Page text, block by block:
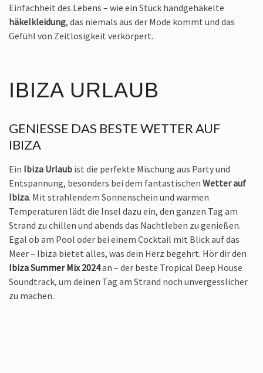
Einfachheit des Lebens – wie ein Stück handgehäkelte
häkelkleidung, das niemals aus der Mode kommt und das
Gefühl von Zeitlosigkeit verkörpert.
IBIZA URLAUB
GENIESSE DAS BESTE WETTER AUF
IBIZA
Ein Ibiza Urlaub ist die perfekte Mischung aus Party und
Entspannung, besonders bei dem fantastischen Wetter auf
Ibiza. Mit strahlendem Sonnenschein und warmen
Temperaturen lädt die Insel dazu ein, den ganzen Tag am
Strand zu chillen und abends das Nachtleben zu genießen.
Egal ob am Pool oder bei einem Cocktail mit Blick auf das
Meer – Ibiza bietet alles, was dein Herz begehrt. Hör dir den
Ibiza Summer Mix 2024an – der beste Tropical Deep House
Soundtrack, um deinen Tag am Strand noch unvergesslicher
zu machen.